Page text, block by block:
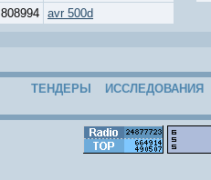
808994 avr 500d
ТЕНДЕРЫ ИССЛЕДОВАНИЯ